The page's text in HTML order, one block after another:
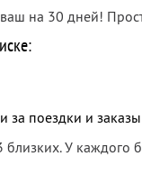
на 30 дней!
за поездки и
близких. У каждого